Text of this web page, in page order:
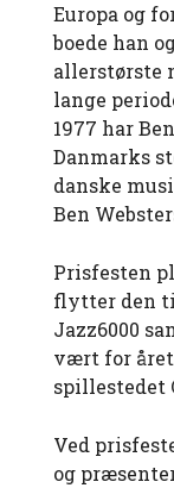
Europa og
boede han
allerstørste
lange
1977 har
Danmarks
danske
Ben
Prisfesten
flytter den
Jazz6000
vært for
spillestedet
Ved
og